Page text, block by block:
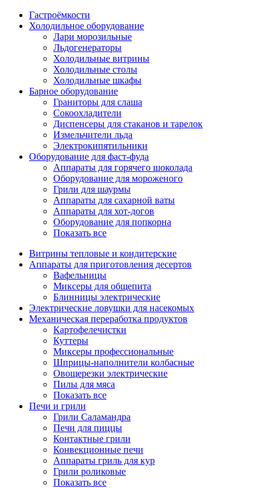
Гастроёмкости
Холодильное оборудование
Лари морозильные
Льдогенераторы
Холодильные витрины
Холодильные столы
Холодильные шкафы
Барное оборудование
Граниторы для слаша
Сокоохладители
Диспенсеры для стаканов и тарелок
Измельчители льда
Электрокипятильники
Оборудование для фаст-фуда
Аппараты для горячего шоколада
Оборудование для мороженого
Грили для шаурмы
Аппараты для сахарной ваты
Аппараты для хот-догов
Оборудование для попкорна
Показать все
Витрины тепловые и кондитерские
Аппараты для приготовления десертов
Вафельницы
Миксеры для общепита
Блинницы электрические
Электрические ловушки для насекомых
Механическая переработка продуктов
Картофелечистки
Куттеры
Миксеры профессиональные
Шприцы-наполнители колбасные
Овощерезки электрические
Пилы для мяса
Показать все
Печи и грили
Грили Саламандра
Печи для пиццы
Контактные грили
Конвекционные печи
Аппараты гриль для кур
Грили роликовые
Показать все